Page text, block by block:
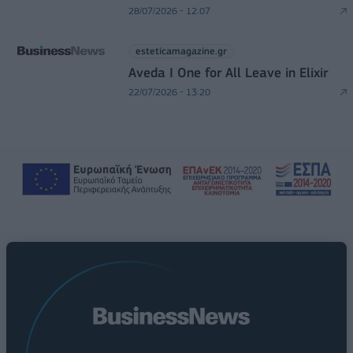
28/07/2026 - 12:07
esteticamagazine.gr
Aveda I One for All Leave in Elixir
22/07/2026 - 13:20